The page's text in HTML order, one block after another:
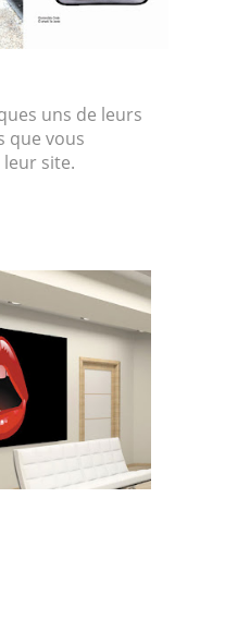
uns de leurs
que vous
site.